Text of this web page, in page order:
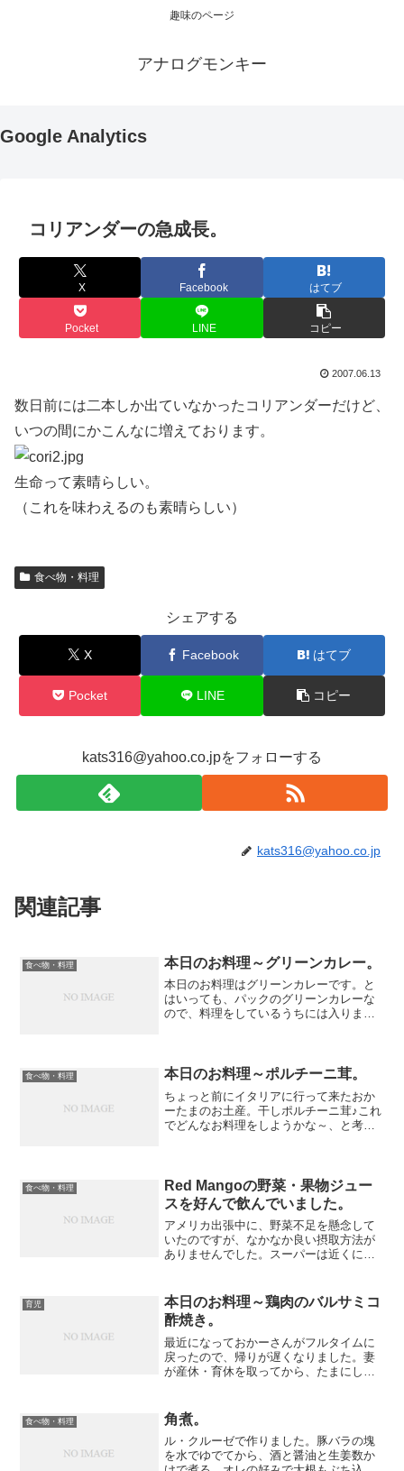
趣味のページ
アナログモンキー
Google Analytics
コリアンダーの急成長。
X Facebook はてブ
Pocket LINE コピー
2007.06.13
数日前には二本しか出ていなかったコリアンダーだけど、
いつの間にかこんなに増えております。
生命って素晴らしい。
（これを味わえるのも素晴らしい）
食べ物・料理
シェアする
X Facebook はてブ
Pocket LINE コピー
kats316@yahoo.co.jpをフォローする
kats316@yahoo.co.jp
関連記事
食べ物・料理 本日のお料理～グリーンカレー。
本日のお料理はグリーンカレーです。と
はいっても、パックのグリーンカレーな
ので、料理をしているうちには入りませ
されていたりと、完全横着...
食べ物・料理 本日のお料理～ポルチーニ茸。
ちょっと前にイタリアに行って来たおか
ーたまのお土産。干しポルチーニ茸♪これ
でどんなお料理をしようかな～、と考え
ぽわ～んといいかほりが...
食べ物・料理
Red Mangoの野菜・果物ジュー
スを好んで飲んでいました。
アメリカ出張中に、野菜不足を懸念して
いたのですが、なかなか良い摂取方法が
ありませんでした。スーパーは近くにあ
なのでジュースで代用しました。フロー
ズンヨーグルトで有名なR...
育児
本日のお料理～鶏肉のバルサミコ
酢焼き。
最近になっておかーさんがフルタイムに
戻ったので、帰りが遅くなりました。妻
が産休・育休を取ってから、たまにしか
ですが）朝からバルサミコ酢に漬けた鶏
肉を用意しました。これを...
食べ物・料理 角煮。
ル・クルーゼで作りました。豚バラの塊
を水でゆでてから、酒と醤油と生姜数か